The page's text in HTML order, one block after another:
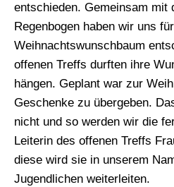
entschieden. Gemeinsam mit
Regenbogen haben wir uns
Weihnachtswunschbaum
offenen Treffs durften ihre
hängen. Geplant war zur
Geschenke zu übergeben.
nicht und so werden wir die
Leiterin des offenen Treffs
diese wird sie in unserem
Jugendlichen weiterleiten.